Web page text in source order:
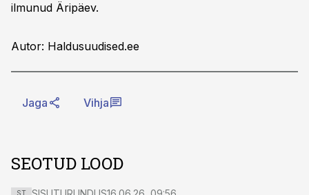
ilmunud Äripäev.
Autor: Haldusuudised.ee
Jaga Vihja
SEOTUD LOOD
ST